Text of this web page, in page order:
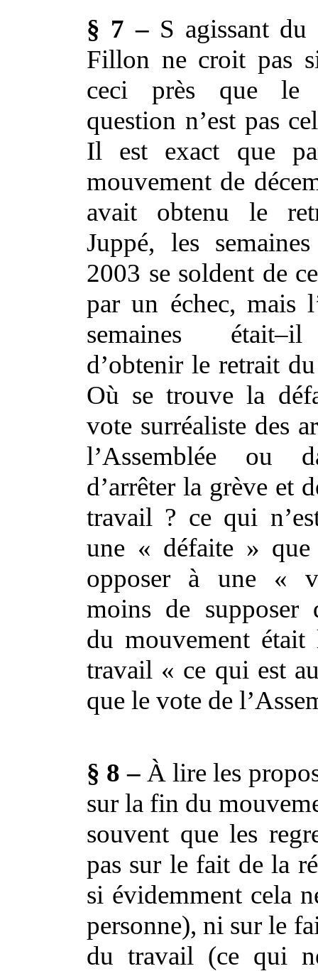
§ 7 –S agissant du
Fillon ne croit pas
ceci près que le
question n’est pas
Il est exact que
mouvement de
avait obtenu le
Juppé, les
2003 se soldent de
par un échec, mais
semaines
d’obtenir le retrait
Où se trouve la
vote surréaliste des
l’Assemblée ou
d’arrêter la grève et
travail ? ce qui
une « défaite » que
opposer à une «
moins de supposer
du mouvement
travail « ce qui est
que le vote de
§ 8 – À lire les
sur la fin du
souvent que les
pas sur le fait de la
si évidemment cela
personne), ni sur le
du travail (ce qui